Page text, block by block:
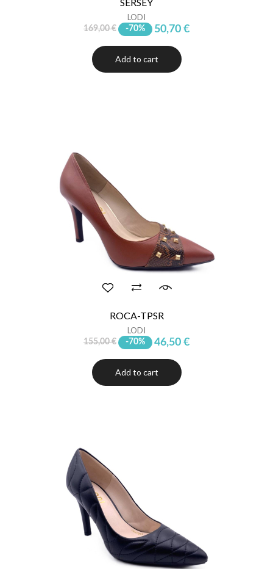
LODI
169,00 € -70% 50,70 €
Add to cart
ROCA-TPSR
LODI
155,00 € -70% 46,50 €
Add to cart